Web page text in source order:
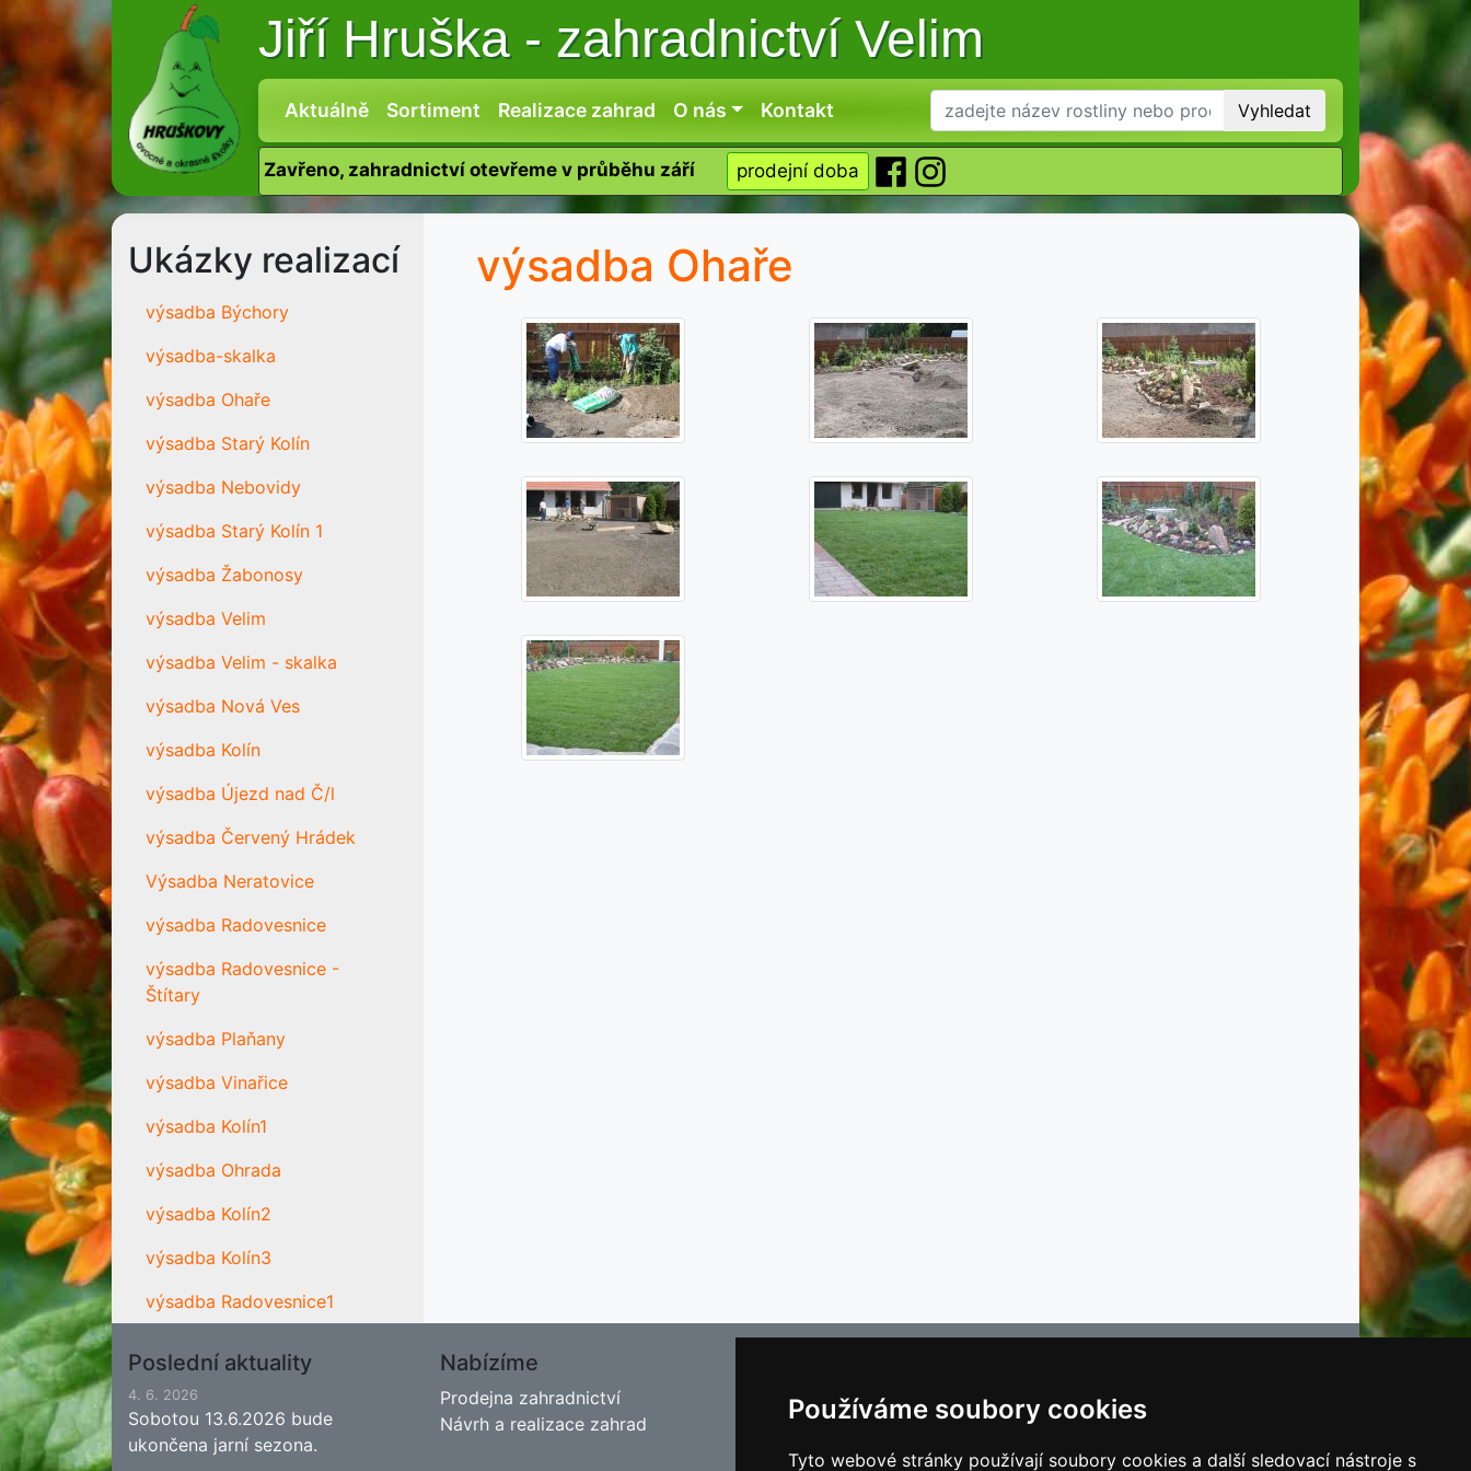
Používáme soubory cookies
Tyto webové stránky používají soubory cookies a další sledovací nástroje s
Jiří Hruška -zahradnictví Velim
Aktuálně Sortiment Realizace zahrad O nás Kontakt Vyhledat
Zavřeno, zahradnictví otevřeme v průběhu září prodejní doba
výsadba Ohaře
Ukázky realizací
výsadba Býchory
výsadba-skalka
výsadba Ohaře
výsadba Starý Kolín
výsadba Nebovidy
výsadba Starý Kolín 1
výsadba Žabonosy
výsadba Velim
výsadba Velim - skalka
výsadba Nová Ves
výsadba Kolín
výsadba Újezd nad Č/l
výsadba Červený Hrádek
Výsadba Neratovice
výsadba Radovesnice
výsadba Radovesnice -
Štítary
výsadba Plaňany
výsadba Vinařice
výsadba Kolín1
výsadba Ohrada
výsadba Kolín2
výsadba Kolín3
výsadba Radovesnice1
Poslední aktuality
4. 6. 2026
Sobotou 13.6.2026 bude
ukončena jarní sezona.
Nabízíme
Prodejna zahradnictví
Návrh a realizace zahrad
Kontakt
Facebook
Blog - Rady pro zahrádkáře